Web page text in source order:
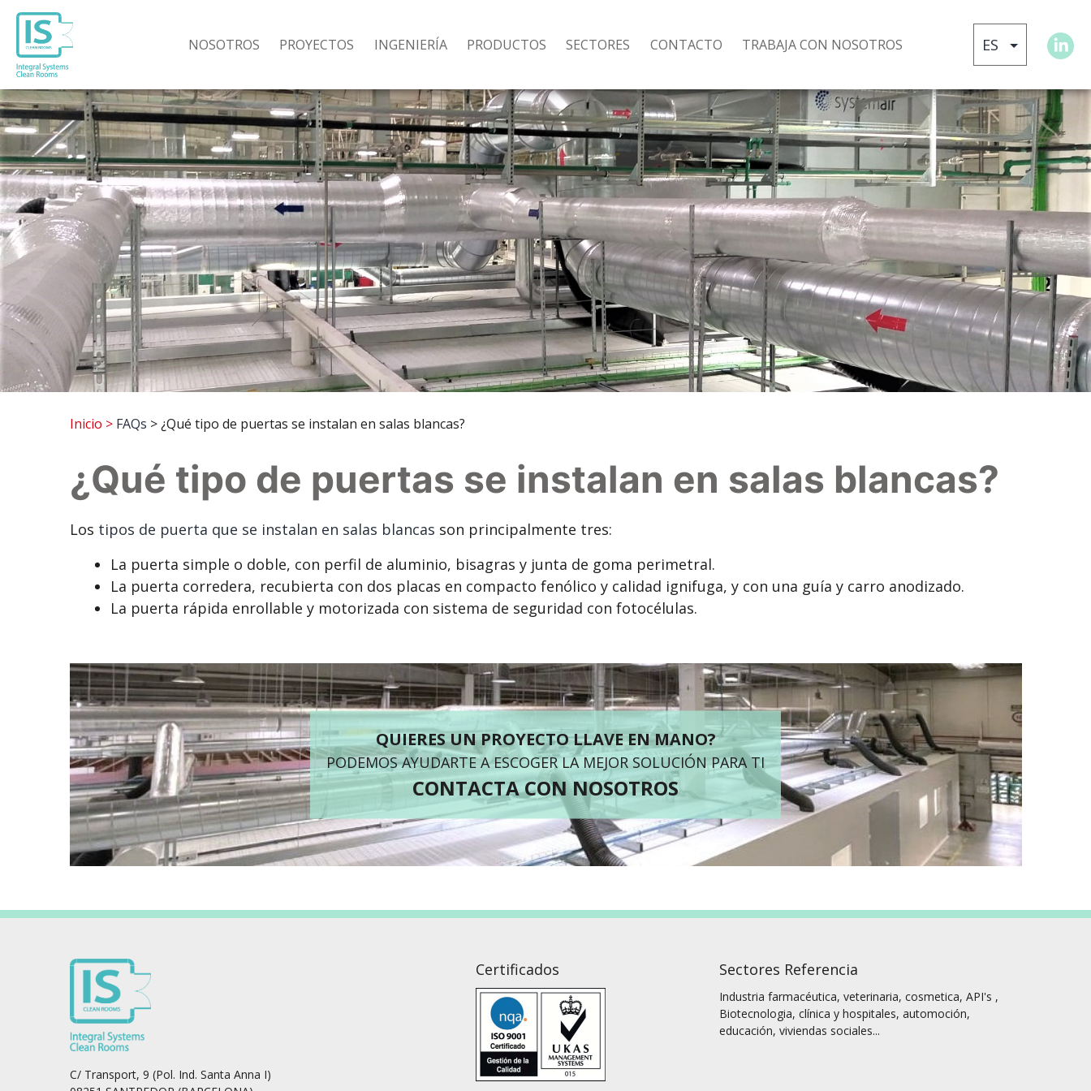
NOSOTROS PROYECTOS INGENIERÍA PRODUCTOS SECTORES CONTACTO TRABAJA CON NOSOTROS
Inicio > FAQs > ¿Qué tipo de puertas se instalan en salas blancas?
¿Qué tipo de puertas se instalan en salas blancas?
Los tipos de puerta que se instalan en salas blancas son principalmente tres:
La puerta simple o doble, con perfil de aluminio, bisagras y junta de goma perimetral.
La puerta corredera, recubierta con dos placas en compacto fenólico y calidad ignifuga, y con una guía y carro anodizado.
La puerta rápida enrollable y motorizada con sistema de seguridad con fotocélulas.
QUIERES UN PROYECTO LLAVE EN MANO?
PODEMOS AYUDARTE A ESCOGER LA MEJOR SOLUCIÓN PARA TI
CONTACTA CON NOSOTROS
C/ Transport, 9 (Pol. Ind. Santa Anna I)
Certificados Sectores Referencia
Industria farmacéutica, veterinaria, cosmetica, API's ,
Biotecnologia, clínica y hospitales, automoción,
educación, viviendas sociales...